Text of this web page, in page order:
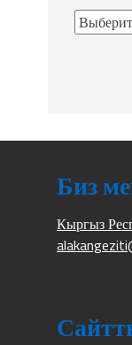
Биз
Кыргыз